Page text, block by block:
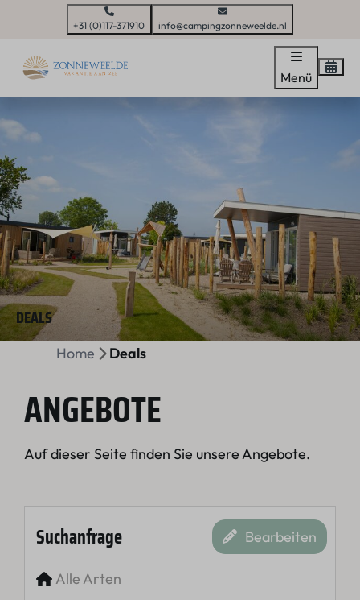
+31 (0)117-371910 info@campingzonneweelde.nl
Menü
DEALS
Home Deals
ANGEBOTE
Auf dieser Seite finden Sie unsere Angebote.
Suchanfrage Bearbeiten
Alle Arten